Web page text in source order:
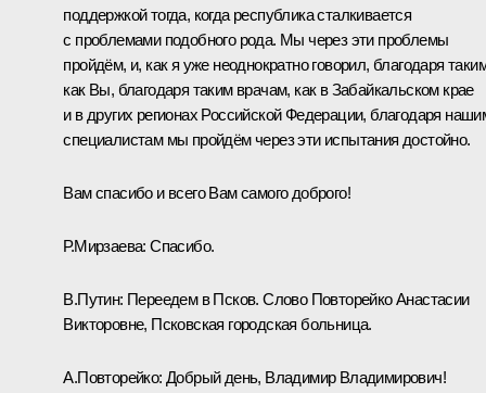
поддержкой тогда, когда республика сталкивается
с проблемами подобного рода. Мы через эти проблемы
пройдём, и, как я уже неоднократно говорил, благодаря
как Вы, благодаря таким врачам, как в Забайкальском крае
и в других регионах Российской Федерации, благодаря
специалистам мы пройдём через эти испытания достойно.
Вам спасибо и всего Вам самого доброго!
Р.Мирзаева: Спасибо.
В.Путин: Переедем в Псков. Слово Повторейко Анастасии
Викторовне, Псковская городская больница.
А.Повторейко: Добрый день, Владимир Владимирович!